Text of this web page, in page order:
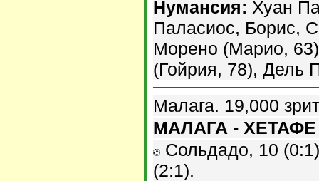
Нумансия: Хуан
Паласиос, Борис,
Морено (Марио,
(Гойрия, 78), Дель
Малага. 19,000
МАЛАГА - ХЕТАФЕ
Сольдадо, 10
(2:1).